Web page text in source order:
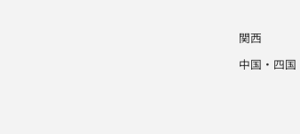
関西
中国・四国